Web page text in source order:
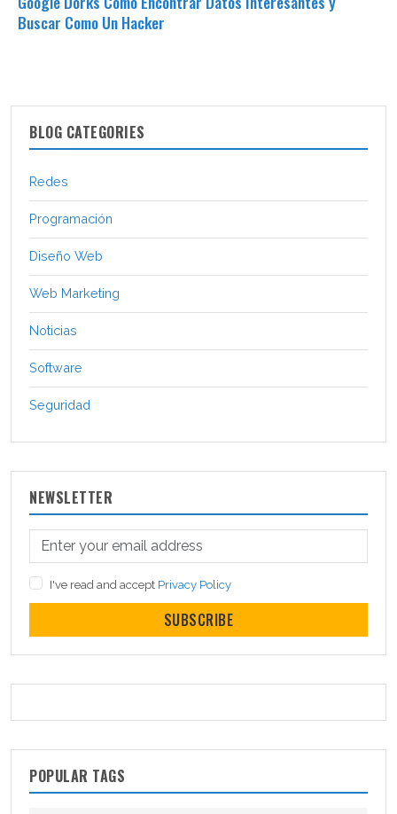
Buscar Como Un Hacker
BLOG CATEGORIES
Redes
Programación
Diseño Web
Web Marketing
Noticias
Software
Seguridad
NEWSLETTER
I've read and accept Privacy Policy
SUBSCRIBE
POPULAR TAGS